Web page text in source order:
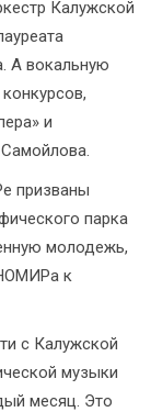
Калужской
А вокальную
и
призваны
парка
молодежь,
к
с Калужской
музыки
месяц. Это